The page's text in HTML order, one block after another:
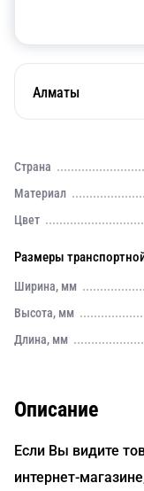
Алматы
Страна
Материал
Цвет
Размеры
Ширина, мм
Высота, мм
Длина, мм
Описание
Если Вы видите
интернет-